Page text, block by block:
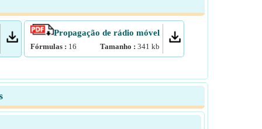
Propagação de rádio móvel
Fórmulas : 16 Tamanho : 341 kb